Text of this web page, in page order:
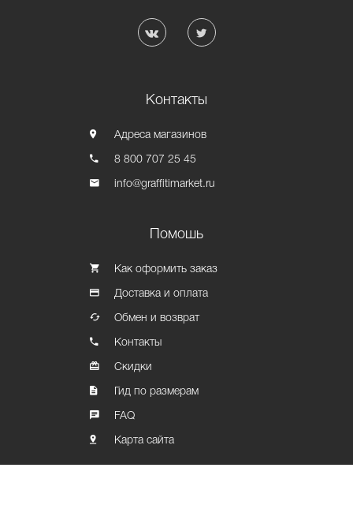
Контакты
Адреса магазинов
8 800 707 25 45
info@graffitimarket.ru
Помошь
Как оформить заказ
Доставка и оплата
Обмен и возврат
Контакты
Скидки
Гид по размерам
FAQ
Карта сайта